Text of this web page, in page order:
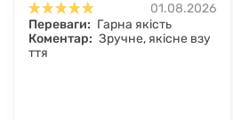
01.08.2026
Переваги: Гарна якість
Коментар: Зручне, якісне взу
ття